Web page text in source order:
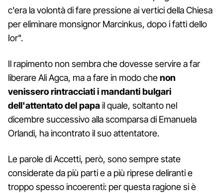
c'era la volontà di fare pressione ai vertici della Chiesa
per eliminare monsignor Marcinkus, dopo i fatti dello
Ior".
Il rapimento non sembra che dovesse servire a far
liberare Ali Agca, ma a fare in modo chenon
venissero rintracciati i mandanti bulgari
dell'attentato del papail quale, soltanto nel
dicembre successivo alla scomparsa di Emanuela
Orlandi, ha incontrato il suo attentatore.
Le parole di Accetti, però, sono sempre state
considerate da più parti e a più riprese deliranti e
troppo spesso incoerenti: per questa ragione si è